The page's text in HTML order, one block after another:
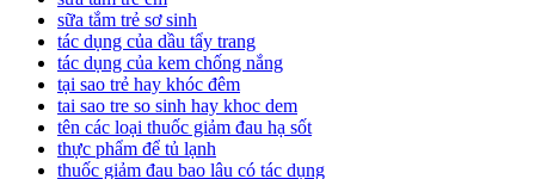
sữa tắm trẻ sơ sinh
tác dụng của dầu tẩy trang
tác dụng của kem chống nắng
tại sao trẻ hay khóc đêm
tai sao tre so sinh hay khoc dem
tên các loại thuốc giảm đau hạ sốt
thực phẩm để tủ lạnh
thuốc giảm đau bao lâu có tác dụng